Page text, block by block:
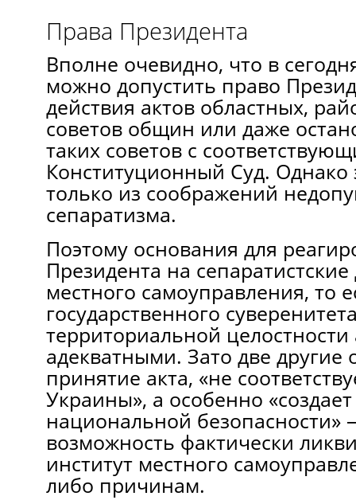
Права Президента
Вполне очевидно, что в
можно допустить право
действия актов областных,
советов общин или даже
таких советов с
Конституционный Суд. Однако
только из соображений
сепаратизма.
Поэтому основания для
Президента на
местного самоуправления, то
государственного
территориальной
адекватными. Зато две
принятие акта, «не
Украины», а особенно «создает
национальной безопасности»
возможность фактически
институт местного
либо причинам.